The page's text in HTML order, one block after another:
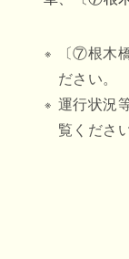
〔⑦根木
ださい。
運行状況
覧ください